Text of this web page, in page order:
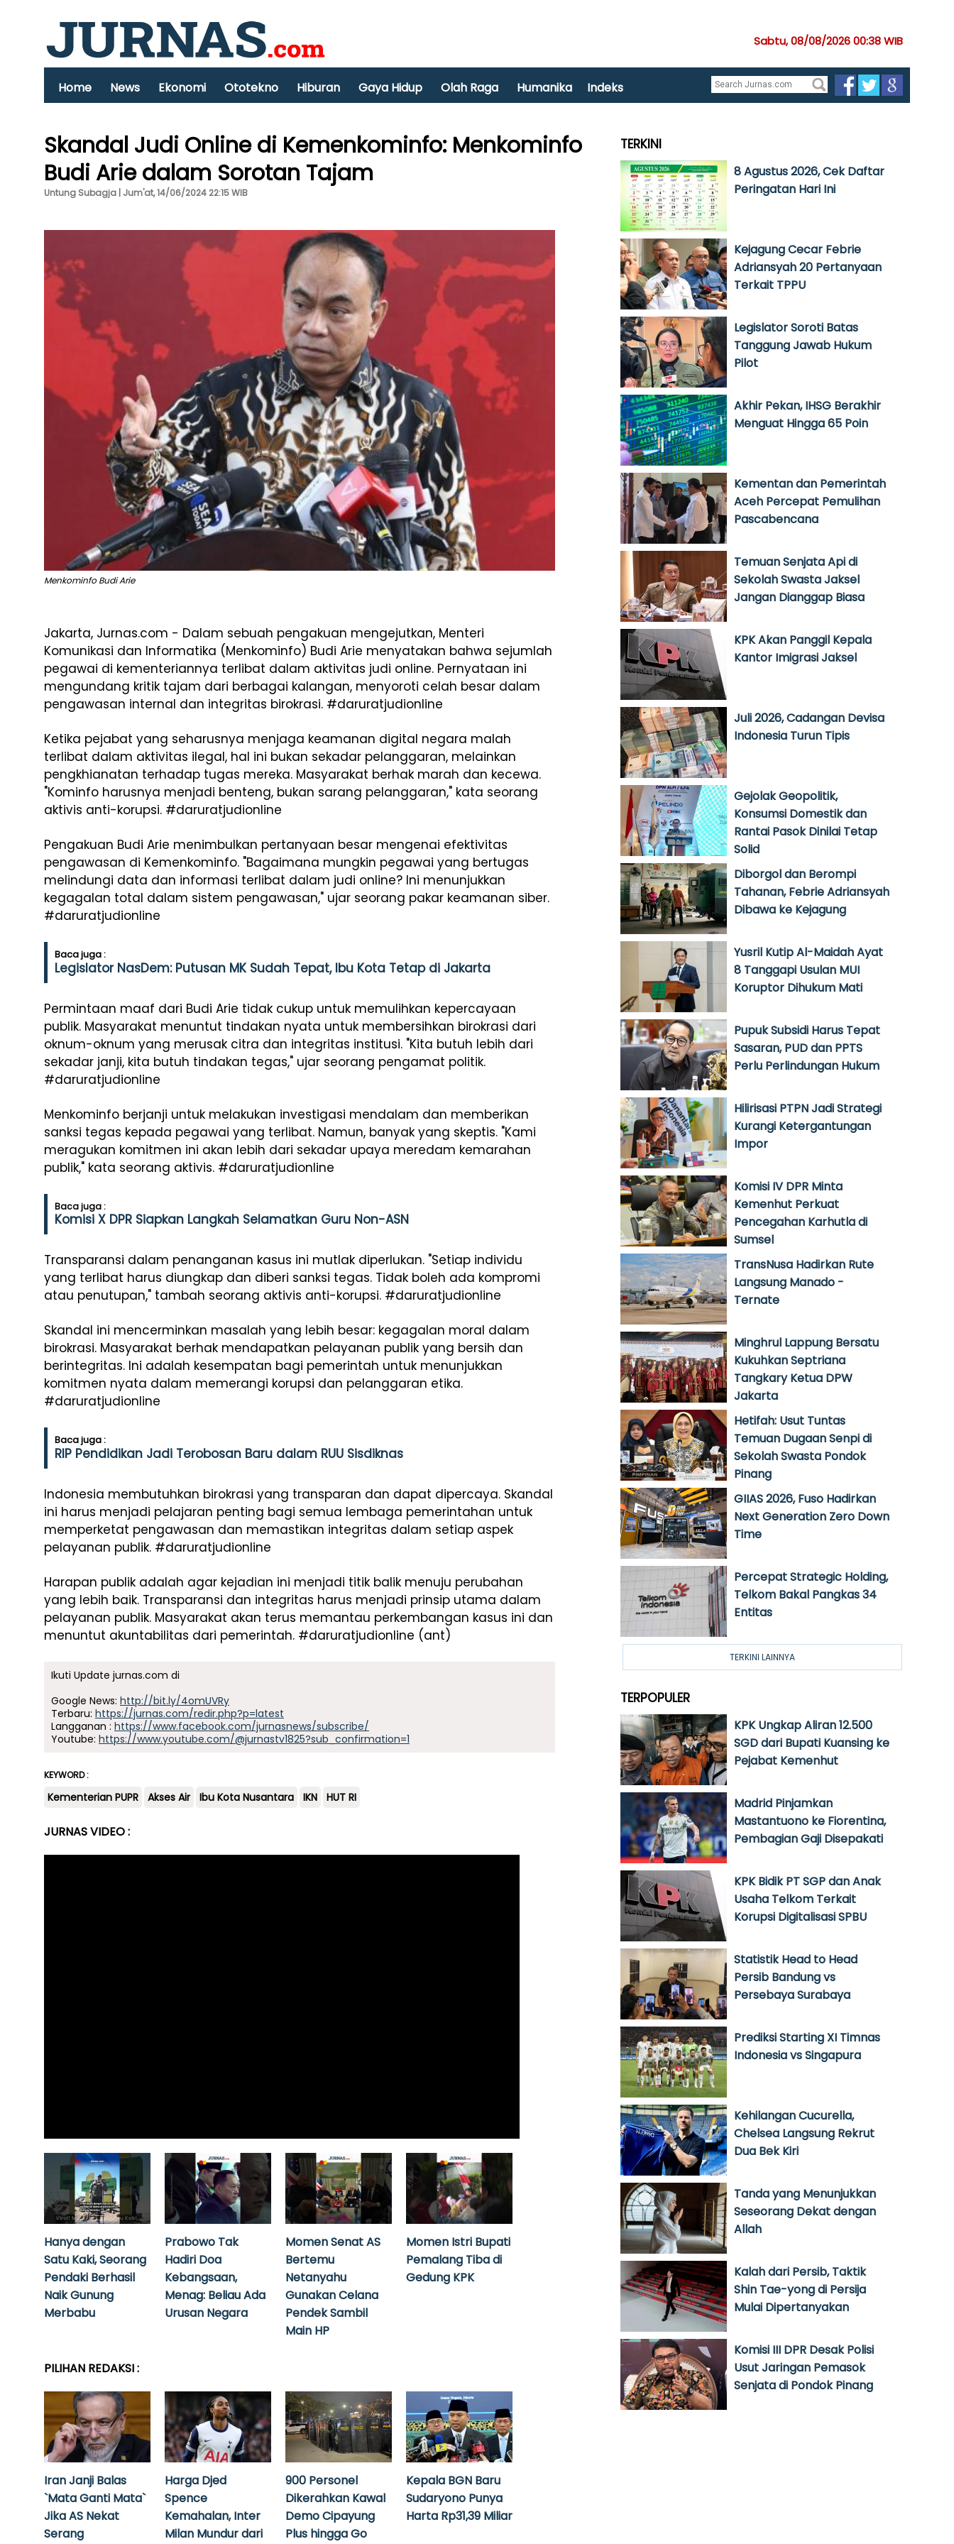
Sabtu, 08/08/2026 00:38 WIB
Home News Ekonomi Ototekno Hiburan Gaya Hidup Olah Raga Humanika Indeks
Skandal Judi Online di Kemenkominfo: Menkominfo
Budi Arie dalam Sorotan Tajam
Untung Subagja | Jum'at, 14/06/2024 22:15 WIB
Menkominfo Budi Arie
Jakarta, Jurnas.com - Dalam sebuah pengakuan mengejutkan, Menteri
Komunikasi dan Informatika (Menkominfo) Budi Arie menyatakan bahwa sejumlah
pegawai di kementeriannya terlibat dalam aktivitas judi online. Pernyataan ini
mengundang kritik tajam dari berbagai kalangan, menyoroti celah besar dalam
pengawasan internal dan integritas birokrasi. #daruratjudionline
Ketika pejabat yang seharusnya menjaga keamanan digital negara malah
terlibat dalam aktivitas ilegal, hal ini bukan sekadar pelanggaran, melainkan
pengkhianatan terhadap tugas mereka. Masyarakat berhak marah dan kecewa.
"Kominfo harusnya menjadi benteng, bukan sarang pelanggaran," kata seorang
aktivis anti-korupsi. #daruratjudionline
Pengakuan Budi Arie menimbulkan pertanyaan besar mengenai efektivitas
pengawasan di Kemenkominfo. "Bagaimana mungkin pegawai yang bertugas
melindungi data dan informasi terlibat dalam judi online? Ini menunjukkan
kegagalan total dalam sistem pengawasan," ujar seorang pakar keamanan siber.
#daruratjudionline
Baca juga :
Legislator NasDem: Putusan MK Sudah Tepat, Ibu Kota Tetap di Jakarta
Permintaan maaf dari Budi Arie tidak cukup untuk memulihkan kepercayaan
publik. Masyarakat menuntut tindakan nyata untuk membersihkan birokrasi dari
oknum-oknum yang merusak citra dan integritas institusi. "Kita butuh lebih dari
sekadar janji, kita butuh tindakan tegas," ujar seorang pengamat politik.
#daruratjudionline
Menkominfo berjanji untuk melakukan investigasi mendalam dan memberikan
sanksi tegas kepada pegawai yang terlibat. Namun, banyak yang skeptis. "Kami
meragukan komitmen ini akan lebih dari sekadar upaya meredam kemarahan
publik," kata seorang aktivis. #daruratjudionline
Baca juga :
Komisi X DPR Siapkan Langkah Selamatkan Guru Non-ASN
Transparansi dalam penanganan kasus ini mutlak diperlukan. "Setiap individu
yang terlibat harus diungkap dan diberi sanksi tegas. Tidak boleh ada kompromi
atau penutupan," tambah seorang aktivis anti-korupsi. #daruratjudionline
Skandal ini mencerminkan masalah yang lebih besar: kegagalan moral dalam
birokrasi. Masyarakat berhak mendapatkan pelayanan publik yang bersih dan
berintegritas. Ini adalah kesempatan bagi pemerintah untuk menunjukkan
komitmen nyata dalam memerangi korupsi dan pelanggaran etika.
#daruratjudionline
Baca juga :
RIP Pendidikan Jadi Terobosan Baru dalam RUU Sisdiknas
Indonesia membutuhkan birokrasi yang transparan dan dapat dipercaya. Skandal
ini harus menjadi pelajaran penting bagi semua lembaga pemerintahan untuk
memperketat pengawasan dan memastikan integritas dalam setiap aspek
pelayanan publik. #daruratjudionline
Harapan publik adalah agar kejadian ini menjadi titik balik menuju perubahan
yang lebih baik. Transparansi dan integritas harus menjadi prinsip utama dalam
pelayanan publik. Masyarakat akan terus memantau perkembangan kasus ini dan
menuntut akuntabilitas dari pemerintah. #daruratjudionline (ant)
Ikuti Update jurnas.com di
Google News: http://bit.ly/4omUVRy
Terbaru: https://jurnas.com/redir.php?p=latest
Langganan : https://www.facebook.com/jurnasnews/subscribe/
Youtube: https://www.youtube.com/@jurnastv1825?sub_confirmation=1
KEYWORD :
Kementerian PUPR Akses Air Ibu Kota Nusantara IKN HUT RI
JURNAS VIDEO :
Hanya dengan
Satu Kaki, Seorang
Pendaki Berhasil
Naik Gunung
Merbabu
Prabowo Tak
Hadiri Doa
Kebangsaan,
Menag: Beliau Ada
Urusan Negara
Momen Senat AS
Bertemu
Netanyahu
Gunakan Celana
Pendek Sambil
Main HP
Momen Istri Bupati
Pemalang Tiba di
Gedung KPK
PILIHAN REDAKSI :
Iran Janji Balas
`Mata Ganti Mata`
Jika AS Nekat
Serang
Harga Djed
Spence
Kemahalan, Inter
Milan Mundur dari
900 Personel
Dikerahkan Kawal
Demo Cipayung
Plus hingga Go
Kepala BGN Baru
Sudaryono Punya
Harta Rp31,39 Miliar
TERKINI
8 Agustus 2026, Cek Daftar
Peringatan Hari Ini
Kejagung Cecar Febrie
Adriansyah 20 Pertanyaan
Terkait TPPU
Legislator Soroti Batas
Tanggung Jawab Hukum
Pilot
Akhir Pekan, IHSG Berakhir
Menguat Hingga 65 Poin
Kementan dan Pemerintah
Aceh Percepat Pemulihan
Pascabencana
Temuan Senjata Api di
Sekolah Swasta Jaksel
Jangan Dianggap Biasa
KPK Akan Panggil Kepala
Kantor Imigrasi Jaksel
Juli 2026, Cadangan Devisa
Indonesia Turun Tipis
Gejolak Geopolitik,
Konsumsi Domestik dan
Rantai Pasok Dinilai Tetap
Solid
Diborgol dan Berompi
Tahanan, Febrie Adriansyah
Dibawa ke Kejagung
Yusril Kutip Al-Maidah Ayat
8 Tanggapi Usulan MUI
Koruptor Dihukum Mati
Pupuk Subsidi Harus Tepat
Sasaran, PUD dan PPTS
Perlu Perlindungan Hukum
Hilirisasi PTPN Jadi Strategi
Kurangi Ketergantungan
Impor
Komisi IV DPR Minta
Kemenhut Perkuat
Pencegahan Karhutla di
Sumsel
TransNusa Hadirkan Rute
Langsung Manado -
Ternate
Minghrul Lappung Bersatu
Kukuhkan Septriana
Tangkary Ketua DPW
Jakarta
Hetifah: Usut Tuntas
Temuan Dugaan Senpi di
Sekolah Swasta Pondok
Pinang
GIIAS 2026, Fuso Hadirkan
Next Generation Zero Down
Time
Percepat Strategic Holding,
Telkom Bakal Pangkas 34
Entitas
TERKINI LAINNYA
TERPOPULER
KPK Ungkap Aliran 12.500
SGD dari Bupati Kuansing ke
Pejabat Kemenhut
Madrid Pinjamkan
Mastantuono ke Fiorentina,
Pembagian Gaji Disepakati
KPK Bidik PT SGP dan Anak
Usaha Telkom Terkait
Korupsi Digitalisasi SPBU
Statistik Head to Head
Persib Bandung vs
Persebaya Surabaya
Prediksi Starting XI Timnas
Indonesia vs Singapura
Kehilangan Cucurella,
Chelsea Langsung Rekrut
Dua Bek Kiri
Tanda yang Menunjukkan
Seseorang Dekat dengan
Allah
Kalah dari Persib, Taktik
Shin Tae-yong di Persija
Mulai Dipertanyakan
Komisi III DPR Desak Polisi
Usut Jaringan Pemasok
Senjata di Pondok Pinang